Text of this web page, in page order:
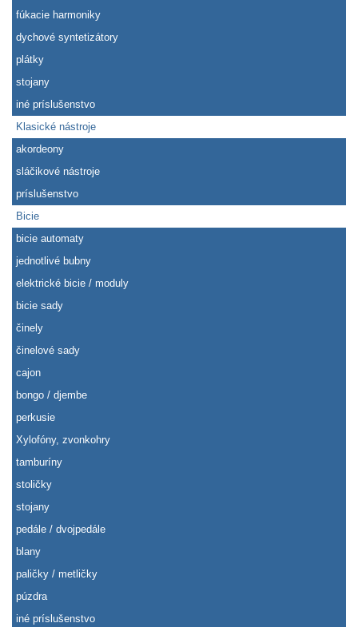
fúkacie harmoniky
dychové syntetizátory
plátky
stojany
iné príslušenstvo
Klasické nástroje
akordeony
sláčikové nástroje
príslušenstvo
Bicie
bicie automaty
jednotlivé bubny
elektrické bicie / moduly
bicie sady
činely
činelové sady
cajon
bongo / djembe
perkusie
Xylofóny, zvonkohry
tamburíny
stoličky
stojany
pedále / dvojpedále
blany
paličky / metličky
púzdra
iné príslušenstvo